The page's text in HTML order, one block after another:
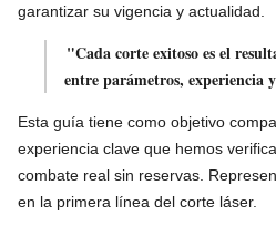
garantizar su vigencia y actualidad.
"Cada corte exitoso es el
entre parámetros, experiencia
Esta guía tiene como objetivo
experiencia clave que hemos
combate real sin reservas.
en la primera línea del corte láser.